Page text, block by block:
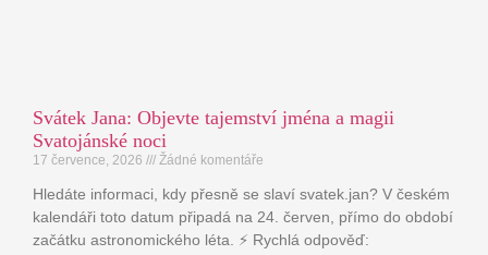
Svátek Jana: Objevte tajemství jména a magii
Svatojánské noci
17 července, 2026 Žádné komentáře
Hledáte informaci, kdy přesně se slaví svatek.jan? V českém
kalendáři toto datum připadá na 24. červen, přímo do období
začátku astronomického léta. ⚡ Rychlá odpověď: